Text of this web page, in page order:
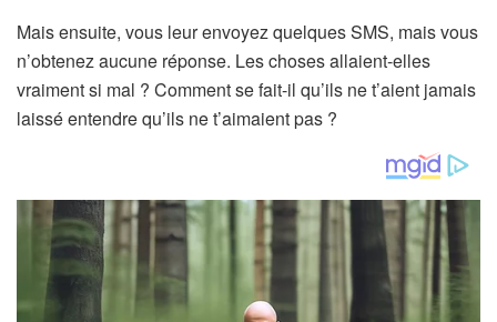
Mais ensuite, vous leur envoyez quelques SMS, mais vous
n’obtenez aucune réponse. Les choses allaient-elles
vraiment si mal ? Comment se fait-il qu’ils ne t’aient jamais
laissé entendre qu’ils ne t’aimaient pas ?